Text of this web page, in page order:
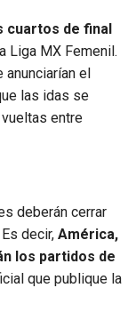
cuartos de final
Liga MX Femenil.
el
las idas se
entre
deberán cerrar
decir, América,
los partidos de
que publique la